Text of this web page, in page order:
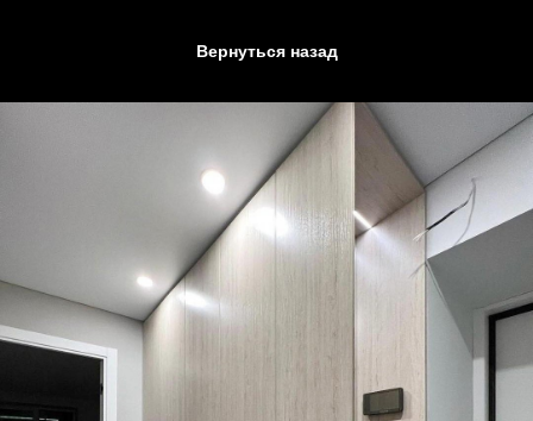
Вернуться назад